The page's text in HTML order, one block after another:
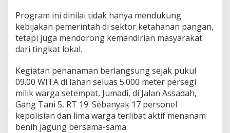
Program ini dinilai tidak hanya mendukung
kebijakan pemerintah di sektor ketahanan pangan,
tetapi juga mendorong kemandirian masyarakat
dari tingkat lokal.
Kegiatan penanaman berlangsung sejak pukul
09.00 WITA di lahan seluas 5.000 meter persegi
milik warga setempat, Jumadi, di Jalan Assadah,
Gang Tani 5, RT 19. Sebanyak 17 personel
kepolisian dan lima warga terlibat aktif menanam
benih jagung bersama-sama.